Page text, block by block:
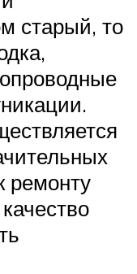
старый, то
ремонту